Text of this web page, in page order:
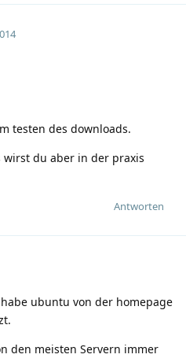
testen des downloads.
wirst du aber in der praxis
Antworten
ubuntu von der homepage
den meisten Servern immer